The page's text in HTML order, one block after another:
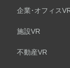
企業･オフィス
施設VR
不動産VR